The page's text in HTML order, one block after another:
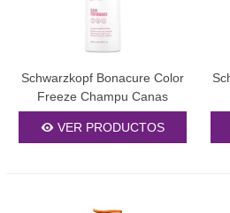
La frecuencia depende de la
neutralización que se necesite. Para
úsalo de 2 a 3 veces por semana. En
primera semana y luego disminuir la
Schwarzkopf Bonacure Color
Freeze Champu Canas
VER PRODUCTOS